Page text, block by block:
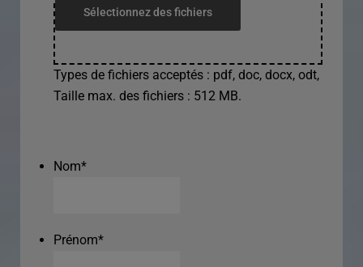
Sélectionnez des fichiers
Types de fichiers acceptés : pdf, doc, docx, odt,
Taille max. des fichiers : 512 MB.
Nom*
Prénom*